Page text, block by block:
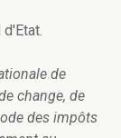
de
change, de
des impôts